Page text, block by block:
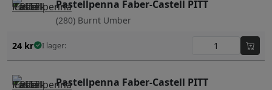
Pastellpenna Faber-Castell PITT
(280) Burnt Umber
24 kr I lager:
Pastellpenna Faber-Castell PITT